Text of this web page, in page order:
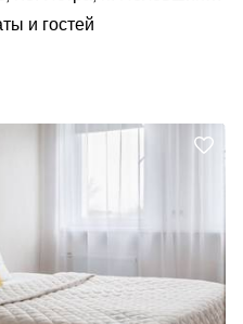
и гостей